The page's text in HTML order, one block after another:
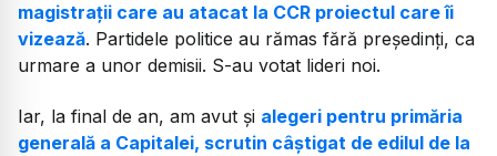
magistrații care au atacat la CCR proiectul care îi
vizează. Partidele politice au rămas fără președinți, ca
urmare a unor demisii. S-au votat lideri noi.
Iar, la final de an, am avut și alegeri pentru primăria
generală a Capitalei, scrutin câștigat de edilul de la